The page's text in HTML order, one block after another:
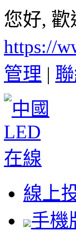
您好, 歡
https://
管理 |
線上
手機